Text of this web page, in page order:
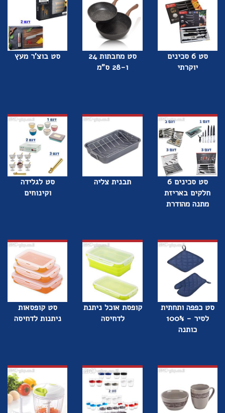
סט 6 סכינים
יוקרתי
סט מחבתות 24
ו-28 ס"מ
סט בוצ'ר מעץ
סט סכינים 6
חלקים באריזת
מתנה מהודרת
תבנית צליה
סט לגלידה
וקינוחים
סט כפפה ותחתית
לסיר - 100%
כותנה
קופסת אוכל ניתנת
לדחיסה
סט קופסאות
ניתנות לדחיסה